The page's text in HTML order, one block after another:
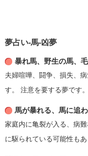
夢占い-馬-凶夢
暴れ馬、野生の馬、
夫婦喧嘩、闘争、損失、
す。
注意を要する夢です。
馬が暴れる、馬に追
家庭内に亀裂が入る、病
に駆られている可能性もあ